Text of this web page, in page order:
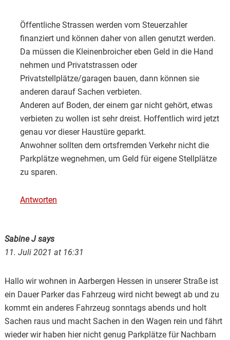
Öffentliche Strassen werden vom Steuerzahler
finanziert und können daher von allen genutzt werden.
Da müssen die Kleinenbroicher eben Geld in die Hand
nehmen und Privatstrassen oder
Privatstellplätze/garagen bauen, dann können sie
anderen darauf Sachen verbieten.
Anderen auf Boden, der einem gar nicht gehört, etwas
verbieten zu wollen ist sehr dreist. Hoffentlich wird jetzt
genau vor dieser Haustüre geparkt.
Anwohner sollten dem ortsfremden Verkehr nicht die
Parkplätze wegnehmen, um Geld für eigene Stellplätze
zu sparen.
Antworten
Sabine Jsays
11. Juli 2021 at 16:31
Hallo wir wohnen in Aarbergen Hessen in unserer Straße ist
ein Dauer Parker das Fahrzeug wird nicht bewegt ab und zu
kommt ein anderes Fahrzeug sonntags abends und holt
Sachen raus und macht Sachen in den Wagen rein und fährt
wieder wir haben hier nicht genug Parkplätze für Nachbarn